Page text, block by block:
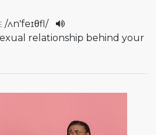
/ʌn'feɪθfl/
relationship behind your